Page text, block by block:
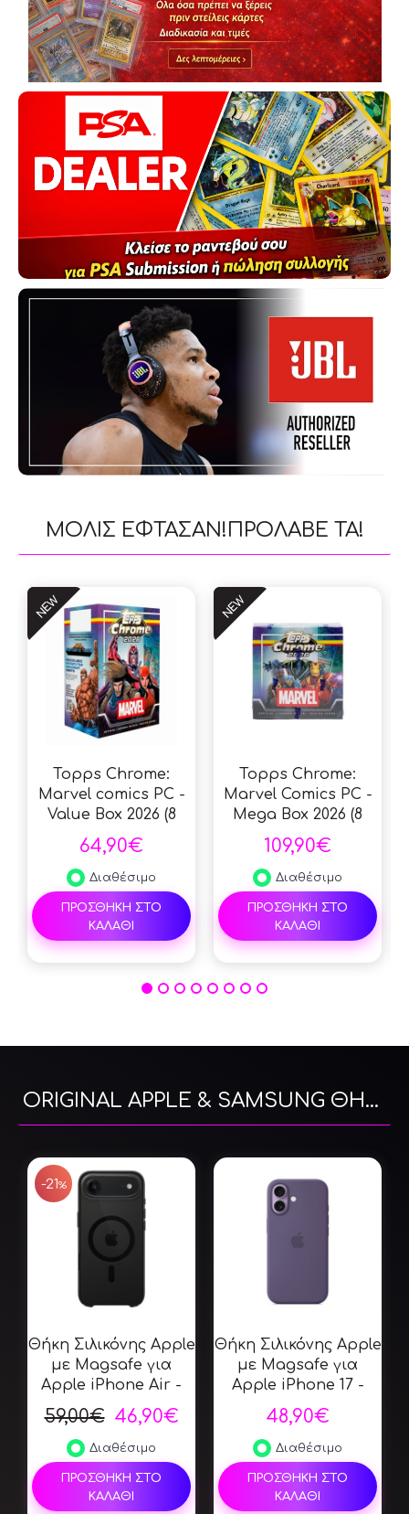
ΜΟΛΙΣ ΕΦΤΑΣΑΝ!ΠΡΟΛΑΒΕ ΤΑ!
NEW
Topps Chrome:
Marvel comics PC -
Value Box 2026 (8
Packs)
64,90€
Διαθέσιμο
ΠΡΟΣΘΗΚΗ ΣΤΟ
ΚΑΛΑΘΙ
NEW
Topps Chrome:
Marvel Comics PC -
Mega Box 2026 (8
Packs)
109,90€
Διαθέσιμο
ΠΡΟΣΘΗΚΗ ΣΤΟ
ΚΑΛΑΘΙ
ORIGINAL APPLE & SAMSUNG ΘΗΚΕΣ ΠΡΟΣΤΑΣΙΑΣ
SALE
-21%
Θήκη Σιλικόνης Apple
με Magsafe για
Apple iPhone Air -
Black
59,00€ 46,90€
Διαθέσιμο
ΠΡΟΣΘΗΚΗ ΣΤΟ
ΚΑΛΑΘΙ
Θήκη Σιλικόνης Apple
με Magsafe για
Apple iPhone 17 -
Purple Fog
48,90€
Διαθέσιμο
ΠΡΟΣΘΗΚΗ ΣΤΟ
ΚΑΛΑΘΙ